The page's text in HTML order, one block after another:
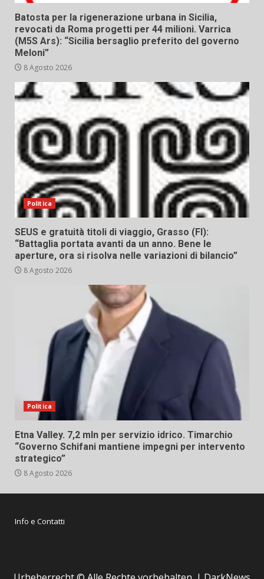
Batosta per la rigenerazione urbana in Sicilia,
revocati da Roma progetti per 44 milioni. Varrica
(M5S Ars): “Sicilia bersaglio preferito del governo
Meloni”
8 Agosto 2026
Politica
SEUS e gratuità titoli di viaggio, Grasso (FI):
“Battaglia portata avanti da un anno. Bene le
aperture, ora si risolva nelle variazioni di bilancio”
8 Agosto 2026
Politica
Etna Valley. 7,2 mln per servizio idrico. Timarchio
“Governo Schifani mantiene impegni per intervento
strategico”
8 Agosto 2026
Info e Contatti